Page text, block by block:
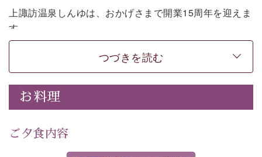
上諏訪温泉しんゆは、おかげさまで開業15周年を迎えま
す。
皆様へ感謝の気持ちを込めて、1,500円分の館内利用券
など特別な特典がついた記念プランをご用意いたしまし
た。
七色に移ろう「月下の櫻」や水墨画などの意匠をしつら
体験もお楽しみいただけます。
つづきを読む
お料理
ご夕食内容